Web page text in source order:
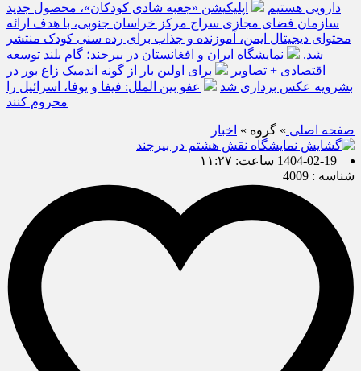
دارویی هستیم
اپلیکیشن «جعبه شادی کودکان»، محصول جدید
سازمان فضای مجازی سراج مرکز خراسان جنوبی، با هدف ارائه
محتوای دیجیتال ایمن، آموزنده و جذاب برای رده سنی کودک منتشر
شد.
نمایشگاه ایران و افغانستان در بیرجند؛ گام بلند توسعه
اقتصادی + تصاویر
برای اولین بار از گونه اندمیک زاغ بور در
بشرویه عکس برداری شد
عفو بین الملل: فیفا و یوفا، اسرائیل را
محروم کنند
صفحه اصلی » گروه » اخبار
1404-02-19 ساعت: ۱۱:۲۷
شناسه : 4009